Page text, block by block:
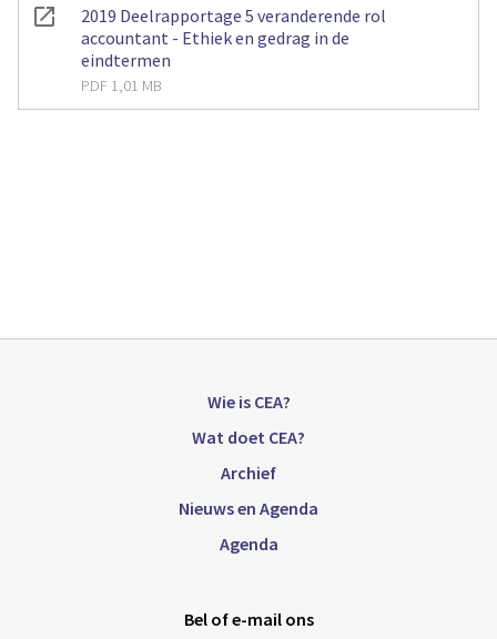
2019 Deelrapportage 5 veranderende rol
accountant - Ethiek en gedrag in de
eindtermen
PDF 1,01 MB
Wie is CEA?
Wat doet CEA?
Archief
Nieuws en Agenda
Agenda
Bel of e-mail ons